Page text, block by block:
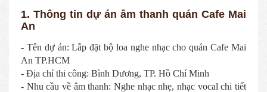
1. Thông tin dự án âm thanh quán Cafe Mai
An
- Tên dự án: Lắp đặt bộ loa nghe nhạc cho quán Cafe Mai
An TP.HCM
- Địa chỉ thi công: Bình Dương, TP. Hồ Chí Minh
- Nhu cầu về âm thanh: Nghe nhạc nhẹ, nhạc vocal chi tiết